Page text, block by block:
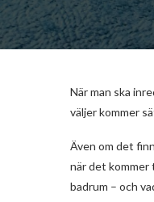
När man ska
väljer kommer
Även om det
när det kommer
badrum – och